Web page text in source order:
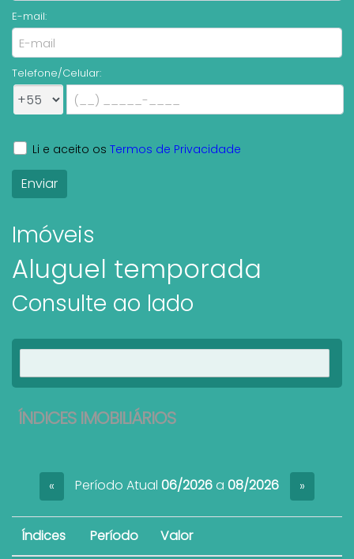
E-mail:
Telefone/Celular:
Li e aceito os Termos de Privacidade
Imóveis
Aluguel temporada
Consulte ao lado
ÍNDICES IMOBILIÁRIOS
« Período Atual 06/2026a 08/2026 »
Índices Período Valor